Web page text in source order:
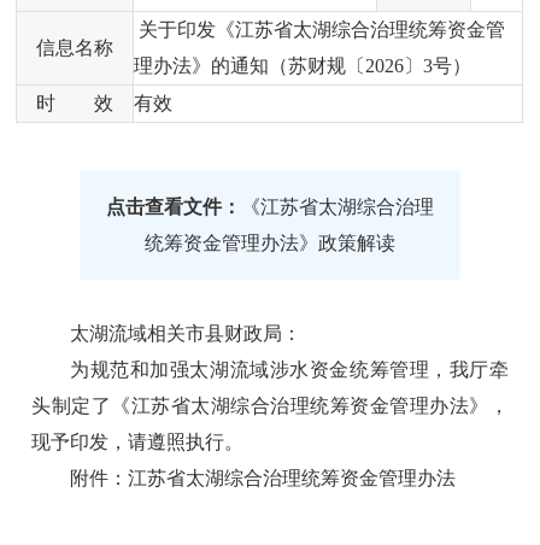
信息名称
关于印发《江苏省太湖综合治理统筹资金管
理办法》的通知（苏财规〔2026〕3号）
时 效
有效
点击查看文件：
《江苏省太湖综合治理
统筹资金管理办法》政策解读
太湖流域相关市县财政局：
为规范和加强太湖流域涉水资金统筹管理，我厅牵
头制定了《江苏省太湖综合治理统筹资金管理办法》，
现予印发，请遵照执行。
附件：江苏省太湖综合治理统筹资金管理办法